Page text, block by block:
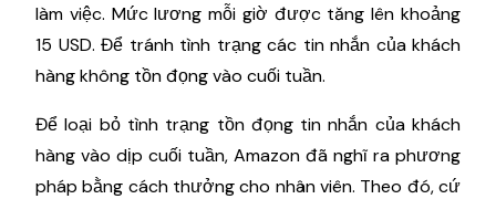
làm việc. Mức lương mỗi giờ được tăng lên khoảng
15 USD. Để tránh tình trạng các tin nhắn của khách
hàng không tồn đọng vào cuối tuần.
Để loại bỏ tình trạng tồn đọng tin nhắn của khách
hàng vào dịp cuối tuần, Amazon đã nghĩ ra phương
pháp bằng cách thưởng cho nhân viên. Theo đó, cứ